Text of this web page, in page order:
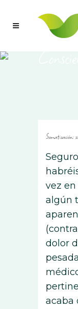
Somatización:
vez
algún
dolor
acaba